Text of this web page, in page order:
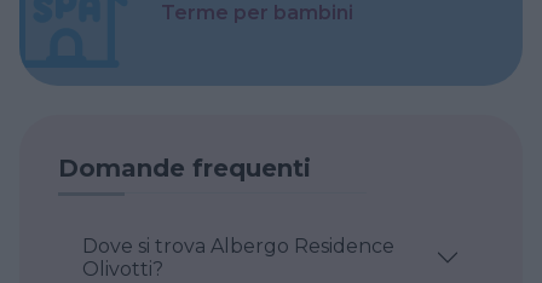
Terme per bambini
Domande frequenti
Dove si trova Albergo Residence
Olivotti?